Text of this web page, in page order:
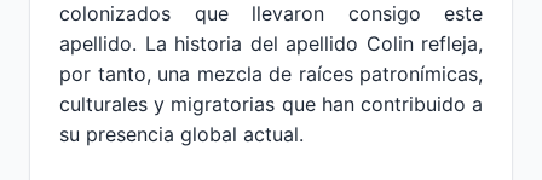
colonizados que llevaron consigo este
apellido. La historia del apellido Colin refleja,
por tanto, una mezcla de raíces patronímicas,
culturales y migratorias que han contribuido a
su presencia global actual.